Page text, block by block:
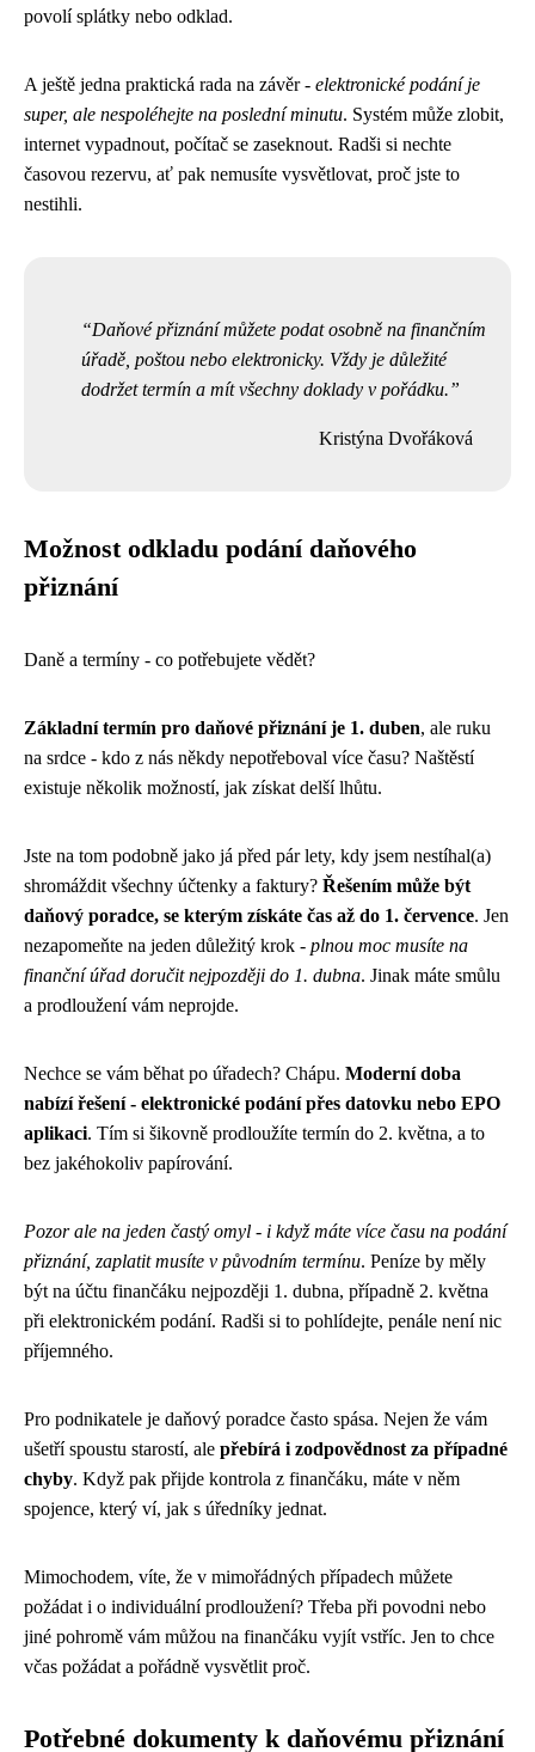
povolí splátky nebo odklad.
A ještě jedna praktická rada na závěr - elektronické podání je
super, ale nespoléhejte na poslední minutu. Systém může zlobit,
internet vypadnout, počítač se zaseknout. Radši si nechte
časovou rezervu, ať pak nemusíte vysvětlovat, proč jste to
nestihli.
Daňové přiznání můžete podat osobně na finančním
úřadě, poštou nebo elektronicky. Vždy je důležité
dodržet termín a mít všechny doklady v pořádku.
Kristýna Dvořáková
Možnost odkladu podání daňového
přiznání
Daně a termíny - co potřebujete vědět?
Základní termín pro daňové přiznání je 1. duben, ale ruku
na srdce - kdo z nás někdy nepotřeboval více času? Naštěstí
existuje několik možností, jak získat delší lhůtu.
Jste na tom podobně jako já před pár lety, kdy jsem nestíhal(a)
shromáždit všechny účtenky a faktury? Řešením může být
daňový poradce, se kterým získáte čas až do 1. července. Jen
nezapomeňte na jeden důležitý krok - plnou moc musíte na
finanční úřad doručit nejpozději do 1. dubna. Jinak máte smůlu
a prodloužení vám neprojde.
Nechce se vám běhat po úřadech? Chápu. Moderní doba
nabízí řešení - elektronické podání přes datovku nebo EPO
aplikaci. Tím si šikovně prodloužíte termín do 2. května, a to
bez jakéhokoliv papírování.
Pozor ale na jeden častý omyl - i když máte více času na podání
přiznání, zaplatit musíte v původním termínu. Peníze by měly
být na účtu finančáku nejpozději 1. dubna, případně 2. května
při elektronickém podání. Radši si to pohlídejte, penále není nic
příjemného.
Pro podnikatele je daňový poradce často spása. Nejen že vám
ušetří spoustu starostí, ale přebírá i zodpovědnost za případné
chyby. Když pak přijde kontrola z finančáku, máte v něm
spojence, který ví, jak s úředníky jednat.
Mimochodem, víte, že v mimořádných případech můžete
požádat i o individuální prodloužení? Třeba při povodni nebo
jiné pohromě vám můžou na finančáku vyjít vstříc. Jen to chce
včas požádat a pořádně vysvětlit proč.
Potřebné dokumenty k daňovému přiznání